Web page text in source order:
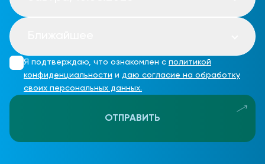
Я подтверждаю, что ознакомлен с политикой
конфиденциальности и даю согласие на обработку
своих персональных данных.
ОТПРАВИТЬ